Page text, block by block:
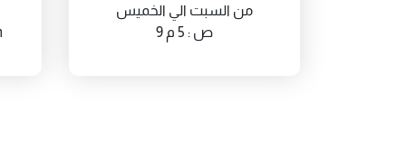
من السبت الي الخميس
9 ص : 5 م